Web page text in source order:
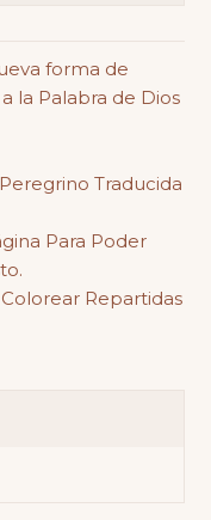
forma de
la Palabra de Dios
Traducida
Para Poder
Repartidas